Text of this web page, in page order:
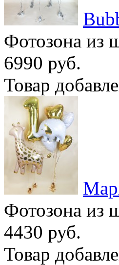
Фотозона из
6990 руб.
Товар
Фотозона из
4430 руб.
Товар